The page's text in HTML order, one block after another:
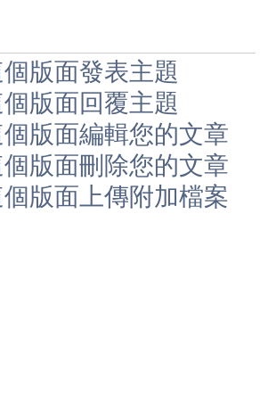
版面發表主題
版面回覆主題
版面編輯您的文章
版面刪除您的文章
版面上傳附加檔案